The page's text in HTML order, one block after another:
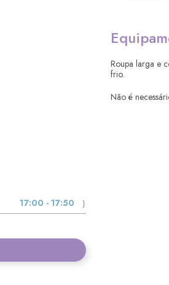
17:00 - 17:50
Roupa larga e
frio.
Não é